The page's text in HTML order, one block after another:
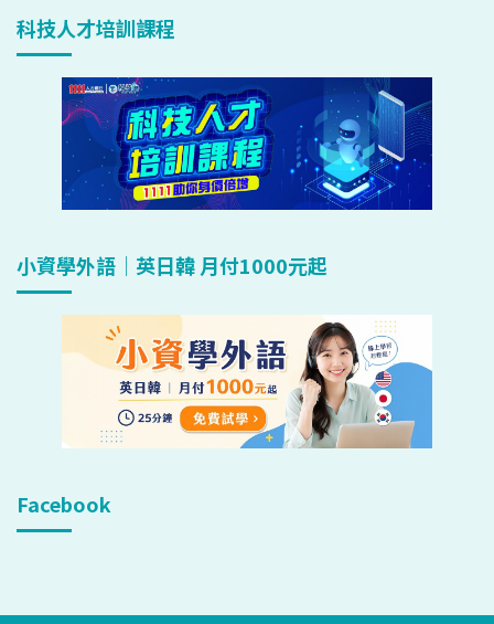
科技人才培訓課程
小資學外語｜英日韓 月付1000元起
Facebook